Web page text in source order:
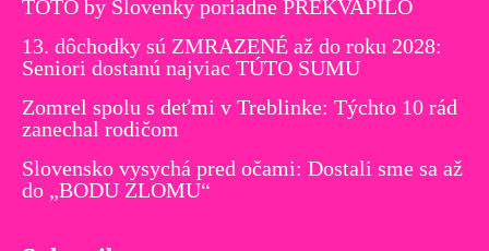
TOTO by Slovenky poriadne PREKVAPILO
13. dôchodky sú ZMRAZENÉ až do roku 2028:
Seniori dostanú najviac TÚTO SUMU
Zomrel spolu s deťmi v Treblinke: Týchto 10 rád
zanechal rodičom
Slovensko vysychá pred očami: Dostali sme sa až
do „BODU ZLOMU“